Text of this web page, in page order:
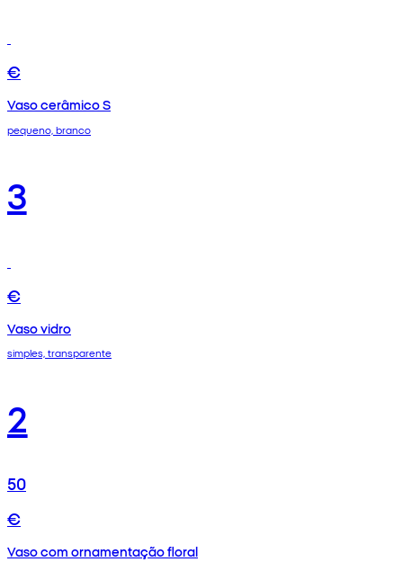
€
Vaso cerâmico S
pequeno, branco
3
€
Vaso vidro
simples, transparente
2
50
€
Vaso com ornamentação floral